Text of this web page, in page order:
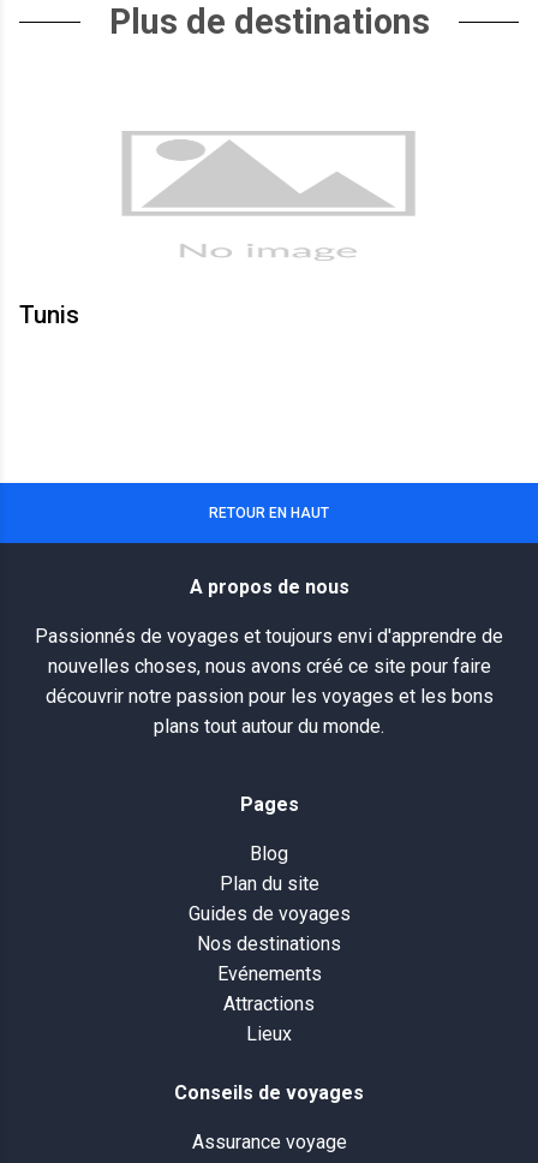
Plus de destinations
Tunis
RETOUR EN HAUT
A propos de nous
Passionnés de voyages et toujours envi d'apprendre de
nouvelles choses, nous avons créé ce site pour faire
découvrir notre passion pour les voyages et les bons
plans tout autour du monde.
Pages
Blog
Plan du site
Guides de voyages
Nos destinations
Evénements
Attractions
Lieux
Conseils de voyages
Assurance voyage